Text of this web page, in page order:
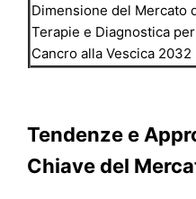
Dimensione del Mercato
Terapie e Diagnostica
Cancro alla Vescica 2032
Tendenze e
Chiave del